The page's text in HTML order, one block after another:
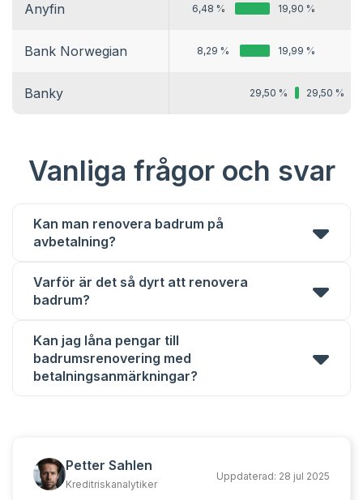
Anyfin 6,48 % 19,90 %
Bank Norwegian 8,29 % 19,99 %
Banky 29,50 % 29,50 %
Vanliga frågor och svar
Kan man renovera badrum på
avbetalning?
Varför är det så dyrt att renovera
badrum?
Kan jag låna pengar till
badrumsrenovering med
betalningsanmärkningar?
Petter Sahlen
Kreditriskanalytiker
Uppdaterad: 28 jul 2025